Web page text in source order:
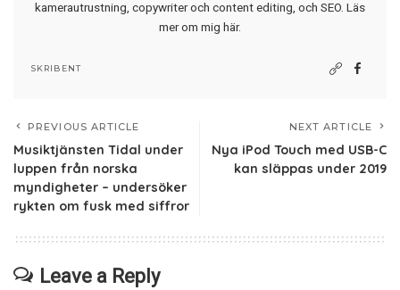
kamerautrustning, copywriter och content editing, och SEO. Läs
mer om mig här.
SKRIBENT
PREVIOUS ARTICLE
Musiktjänsten Tidal under
luppen från norska
myndigheter – undersöker
rykten om fusk med siffror
NEXT ARTICLE
Nya iPod Touch med USB-C
kan släppas under 2019
Leave a Reply